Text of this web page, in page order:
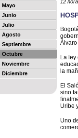
Mayo
Junio
Julio
Agosto
Septiembre
Octubre
Noviembre
Diciembre
12
La
la
El
sino
Uribe
Uno